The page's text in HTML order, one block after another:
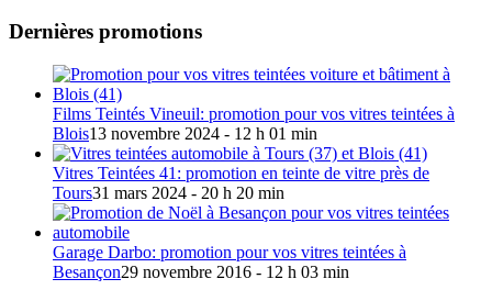
Dernières promotions
Films Teintés Vineuil: promotion pour vos vitres teintées à
Blois13 novembre 2024 - 12 h 01 min
Vitres Teintées 41: promotion en teinte de vitre près de
Tours31 mars 2024 - 20 h 20 min
Garage Darbo: promotion pour vos vitres teintées à
Besançon29 novembre 2016 - 12 h 03 min